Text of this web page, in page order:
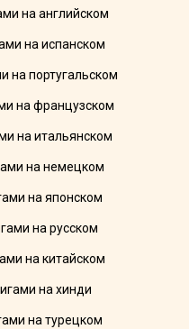
на английском
на испанском
на португальском
на французском
на итальянском
на немецком
на японском
на русском
на китайском
на хинди
на турецком